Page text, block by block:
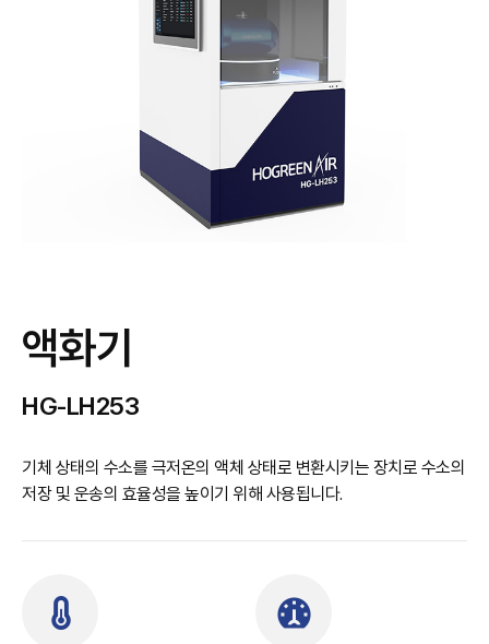
액화기
HG-LH253
기체 상태의 수소를 극저온의 액체 상태로 변환시키는 장치로 수소의
저장 및 운송의 효율성을 높이기 위해 사용됩니다.